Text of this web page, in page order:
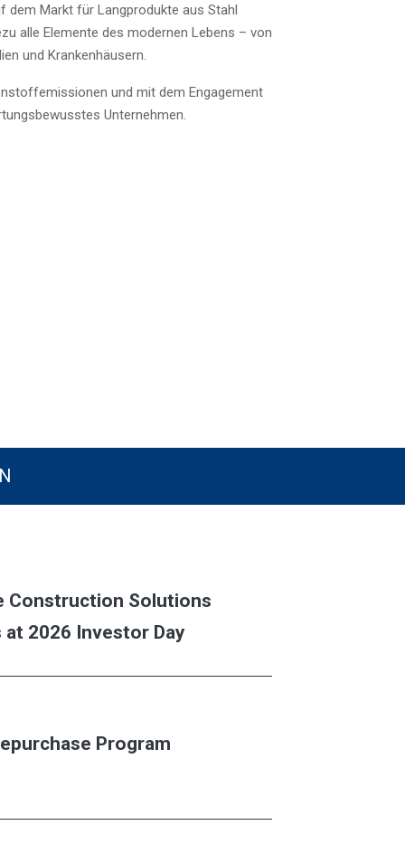
dem Markt für Langprodukte aus Stahl
alle Elemente des modernen Lebens – von
und Krankenhäusern.
und mit dem Engagement
Unternehmen.
Construction Solutions
at 2026 Investor Day
Program